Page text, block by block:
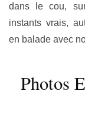
dans le cou,
instants vrais,
en balade avec
Photos